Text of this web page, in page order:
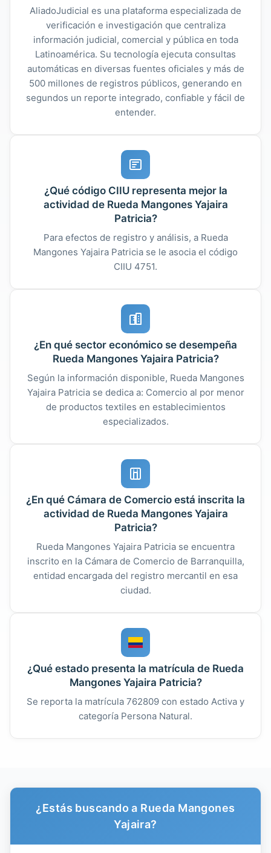
AliadoJudicial es una plataforma especializada de
verificación e investigación que centraliza
información judicial, comercial y pública en toda
Latinoamérica. Su tecnología ejecuta consultas
automáticas en diversas fuentes oficiales y más de
500 millones de registros públicos, generando en
segundos un reporte integrado, confiable y fácil de
entender.
¿Qué código CIIU representa mejor la
actividad de Rueda Mangones Yajaira
Patricia?
Para efectos de registro y análisis, a Rueda
Mangones Yajaira Patricia se le asocia el código
CIIU 4751.
¿En qué sector económico se desempeña
Rueda Mangones Yajaira Patricia?
Según la información disponible, Rueda Mangones
Yajaira Patricia se dedica a: Comercio al por menor
de productos textiles en establecimientos
especializados.
¿En qué Cámara de Comercio está inscrita la
actividad de Rueda Mangones Yajaira
Patricia?
Rueda Mangones Yajaira Patricia se encuentra
inscrito en la Cámara de Comercio de Barranquilla,
entidad encargada del registro mercantil en esa
ciudad.
¿Qué estado presenta la matrícula de Rueda
Mangones Yajaira Patricia?
Se reporta la matrícula 762809 con estado Activa y
categoría Persona Natural.
¿Estás buscando a Rueda Mangones
Yajaira?